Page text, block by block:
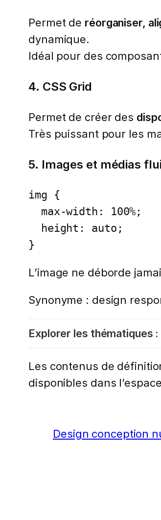
Permet de réorganiser,
dynamique.
Idéal pour des
4. CSS Grid
Permet de créer des
Très puissant pour les
5. Images et médias
img {
}
L’image ne déborde
Synonyme : design
Explorer les thématiques :
Les contenus de
disponibles dans
Design conception